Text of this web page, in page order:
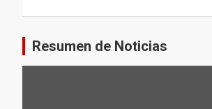
Resumen de Noticias